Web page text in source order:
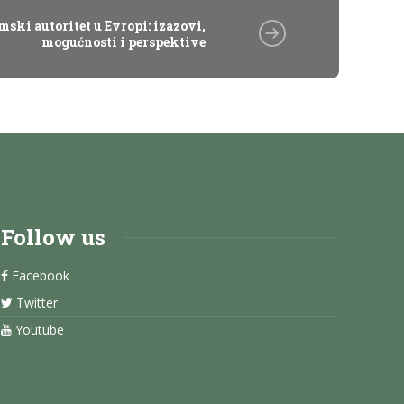
autoritet u Evropi: izazovi,
mogućnosti i perspektive
Follow us
Facebook
Twitter
Youtube